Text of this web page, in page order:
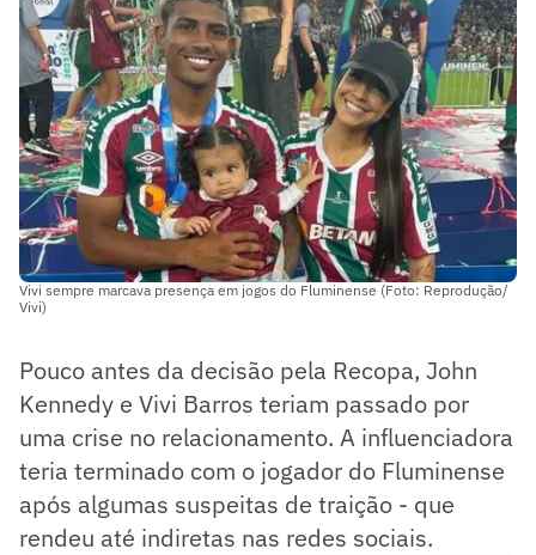
Vivi sempre marcava presença em jogos do Fluminense (Foto: Reprodução/
Vivi)
Pouco antes da decisão pela Recopa, John
Kennedy e Vivi Barros teriam passado por
uma crise no relacionamento. A influenciadora
teria terminado com o jogador do Fluminense
após algumas suspeitas de traição - que
rendeu até indiretas nas redes sociais.